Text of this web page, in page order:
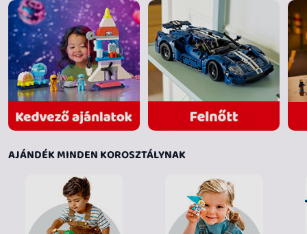
AJÁNDÉK MINDEN KOROSZTÁLYNAK